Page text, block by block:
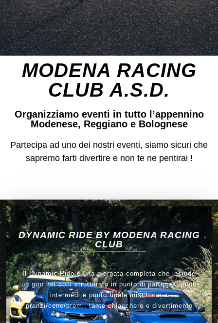
MODENA RACING
CLUB A.S.D.
Organizziamo eventi in tutto l’appennino
Modenese, Reggiano e Bolognese
Partecipa ad uno dei nostri eventi, siamo sicuri che
sapremo farti divertire e non te ne pentirai !
DYNAMIC RIDE BY MODENA RACING
CLUB
Il Dynamic Ride è una giornata completa che include
un giro nei colli strutturato in punto di partenza, punti
intermedi e punto finale mischiato a
pranzi/cene/premi. tante chiacchere e divertimento